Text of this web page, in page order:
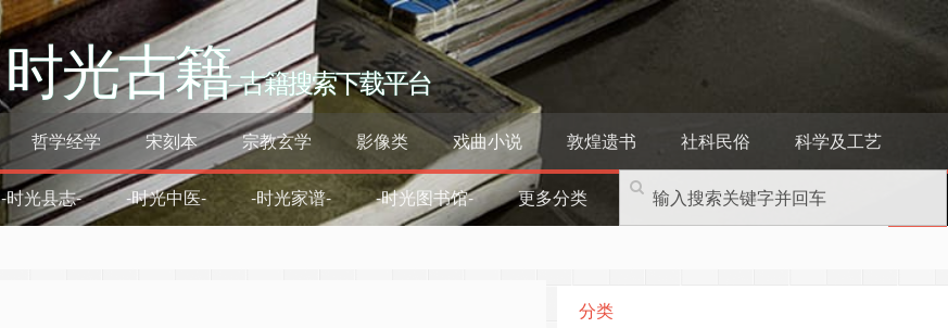
时光古籍–古籍搜索下载平台
哲学经学 宋刻本 宗教玄学 影像类 戏曲小说 敦煌遗书 社科民俗 科学及工艺
-时光县志- -时光中医- -时光家谱- -时光图书馆- 更多分类
分类